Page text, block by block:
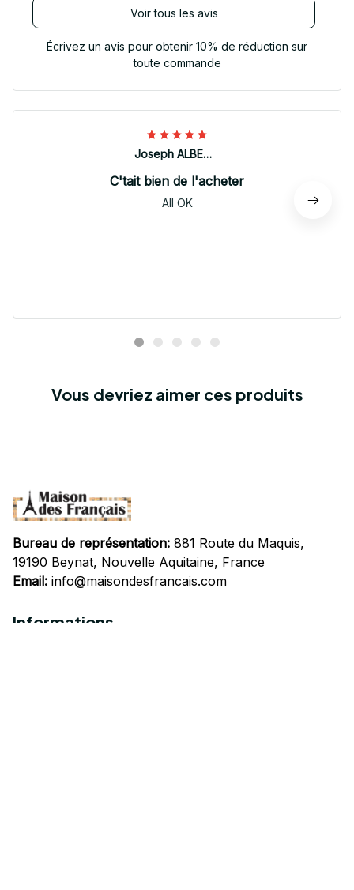
Voir tous les avis
Écrivez un avis pour obtenir 10% de réduction sur
toute commande
Joseph ALBERTINI
C'tait bien de l'acheter
All OK
Vous devriez aimer ces produits
Bureau de représentation: 881 Route du Maquis,
19190 Beynat, Nouvelle Aquitaine, France
Email: info@maisondesfrancais.com
Informations